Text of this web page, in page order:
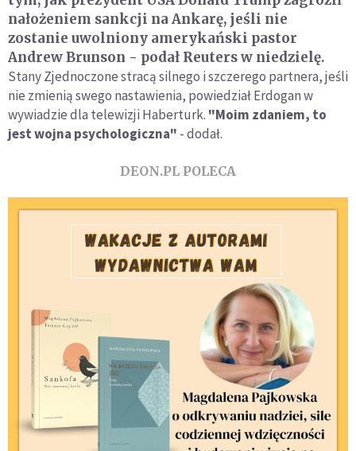
nałożeniem sankcji na Ankarę, jeśli nie
zostanie uwolniony amerykański pastor
Andrew Brunson - podał Reuters w niedzielę.
Stany Zjednoczone stracą silnego i szczerego partnera, jeśli
nie zmienią swego nastawienia, powiedział Erdogan w
wywiadzie dla telewizji Haberturk. "Moim zdaniem, to
jest wojna psychologiczna" - dodał.
DEON.PL POLECA